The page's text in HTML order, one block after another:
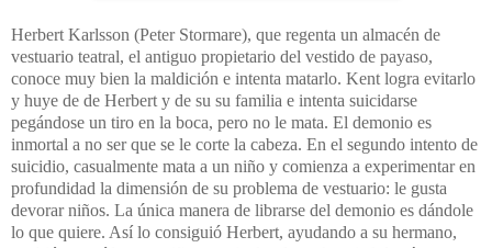
Herbert Karlsson (Peter Stormare), que regenta un almacén de
vestuario teatral, el antiguo propietario del vestido de payaso,
conoce muy bien la maldición e intenta matarlo. Kent logra evitarlo
y huye de de Herbert y de su su familia e intenta suicidarse
pegándose un tiro en la boca, pero no le mata. El demonio es
inmortal a no ser que se le corte la cabeza. En el segundo intento de
suicidio, casualmente mata a un niño y comienza a experimentar en
profundidad la dimensión de su problema de vestuario: le gusta
devorar niños. La única manera de librarse del demonio es dándole
lo que quiere. Así lo consiguió Herbert, ayudando a su hermano,